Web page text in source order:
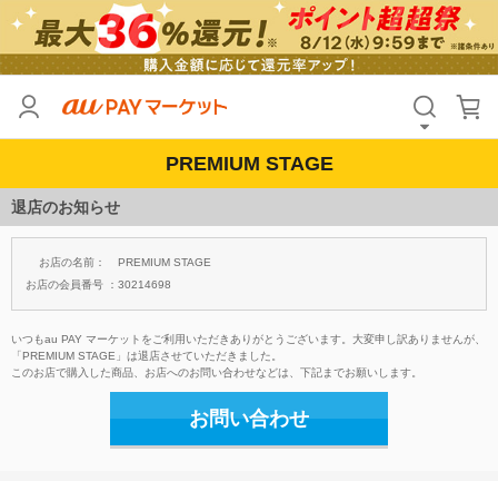
PREMIUM STAGE
退店のお知らせ
お店の名前：
PREMIUM STAGE
お店の会員番号 ： 30214698
いつもau PAY マーケットをご利用いただきありがとうございます。大変申し訳ありませんが、
「PREMIUM STAGE」は退店させていただきました。
このお店で購入した商品、お店へのお問い合わせなどは、下記までお願いします。
お問い合わせ